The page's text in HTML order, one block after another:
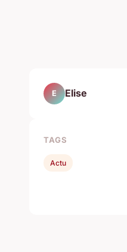
E Elise
TAGS
Actu